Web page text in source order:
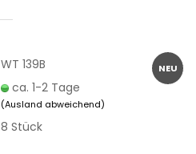
NEU
WT 139B
ca. 1-2 Tage
(Ausland abweichend)
8Stück